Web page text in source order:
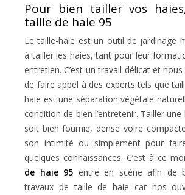
Pour bien tailler vos
taille de haie 95
Le taille-haie est un outil de jardinage
à tailler les haies, tant pour leur
entretien. C’est un travail délicat et
de faire appel à des experts tels que
haie est une séparation végétale
condition de bien l’entretenir. Tailler une
soit bien fournie, dense voire
son intimité ou simplement pour
quelques connaissances. C’est à ce
de haie 95 entre en scène afin de
travaux de taille de haie car nos